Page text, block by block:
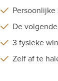
Persoonlijke
De
3 fysieke
Zelf af te